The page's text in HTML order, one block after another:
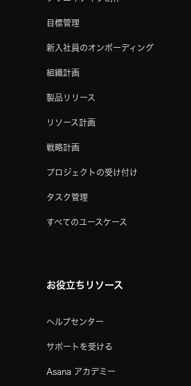
目標管理
新入社員のオンボーディング
組織計画
製品リリース
リソース計画
戦略計画
プロジェクトの受け付け
タスク管理
すべてのユースケース
お役立ちリソース
ヘルプセンター
サポートを受ける
Asana アカデミー